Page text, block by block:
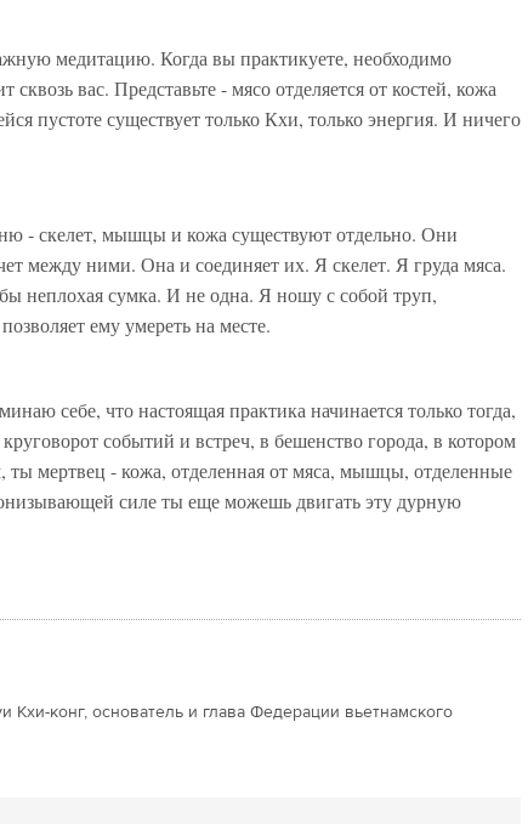
медитацию. Когда вы практикуете, необходимо
вас. Представьте - мясо отделяется от костей, кожа
пустоте существует только Кхи, только энергия. И ничего
- скелет, мышцы и кожа существуют отдельно. Они
между ними. Она и соединяет их. Я скелет. Я груда мяса.
неплохая сумка. И не одна. Я ношу с собой труп,
ему умереть на месте.
себе, что настоящая практика начинается только тогда,
событий и встреч, в бешенство города, в котором
мертвец - кожа, отделенная от мяса, мышцы, отделенные
силе ты еще можешь двигать эту дурную
Кхи-конг, основатель и глава Федерации вьетнамского